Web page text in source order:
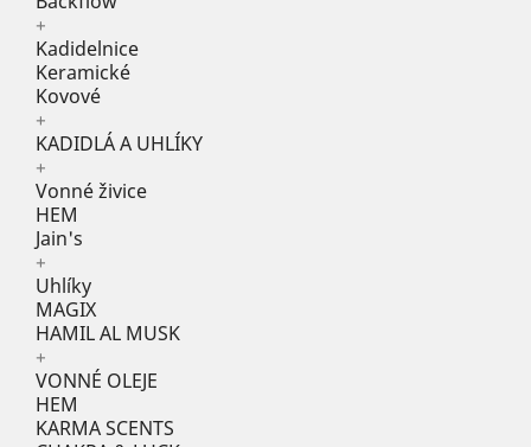
+
Kadidelnice
Keramické
Kovové
+
KADIDLÁ A UHLÍKY
+
Vonné živice
HEM
Jain's
+
Uhlíky
MAGIX
HAMIL AL MUSK
+
VONNÉ OLEJE
HEM
KARMA SCENTS